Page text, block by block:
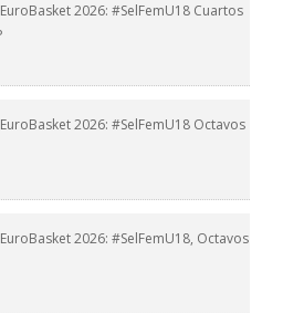
EuroBasket 2026: #SelFemU18 Cuartos
EuroBasket 2026: #SelFemU18 Octavos
EuroBasket 2026: #SelFemU18, Octavos